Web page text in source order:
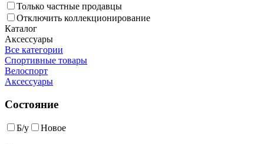
Только частные продавцы
Отключить коллекционирование
Каталог
Аксессуары
Все категории
Спортивные товары
Велоспорт
Аксессуары
Состояние
Б/у Новое